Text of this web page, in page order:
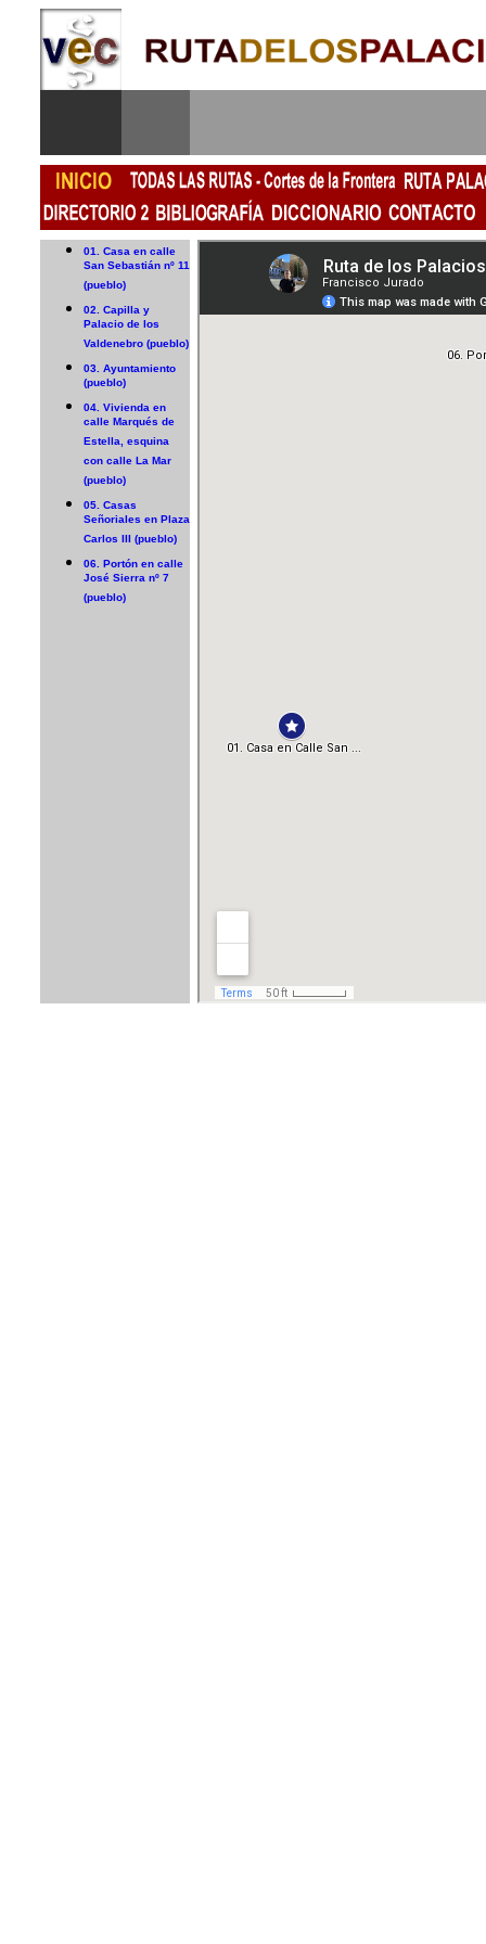
01. Casa en calle
San Sebastián nº 11
(pueblo)
02. Capilla y
Palacio de los
Valdenebro (pueblo)
03. Ayuntamiento
(pueblo)
04. Vivienda en
calle Marqués de
Estella, esquina
con calle La Mar
(pueblo)
05. Casas
Señoriales en Plaza
Carlos III (pueblo)
06. Portón en calle
José Sierra nº 7
(pueblo)